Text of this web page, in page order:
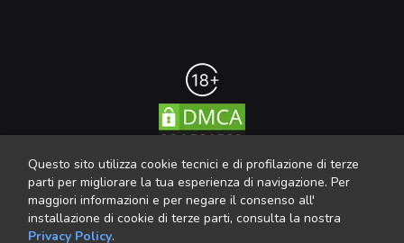
Slot gratis | BetBlack © 2025 | all rights reserved | casinò online sicuri
| GPWA Verification
Questo sito utilizza cookie tecnici e di profilazione di terze
parti per migliorare la tua esperienza di navigazione. Per
maggiori informazioni e per negare il consenso all'
installazione di cookie di terze parti, consulta la nostra
Privacy Policy.